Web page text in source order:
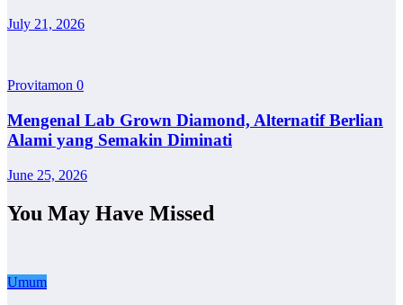
July 21, 2026
Provitamon 0
Mengenal Lab Grown Diamond, Alternatif Berlian
Alami yang Semakin Diminati
June 25, 2026
You May Have Missed
Umum